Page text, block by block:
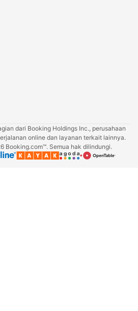
dari Booking Holdings Inc., perusahaan
online dan layanan terkait lainnya.
Booking.com™. Semua hak dilindungi.